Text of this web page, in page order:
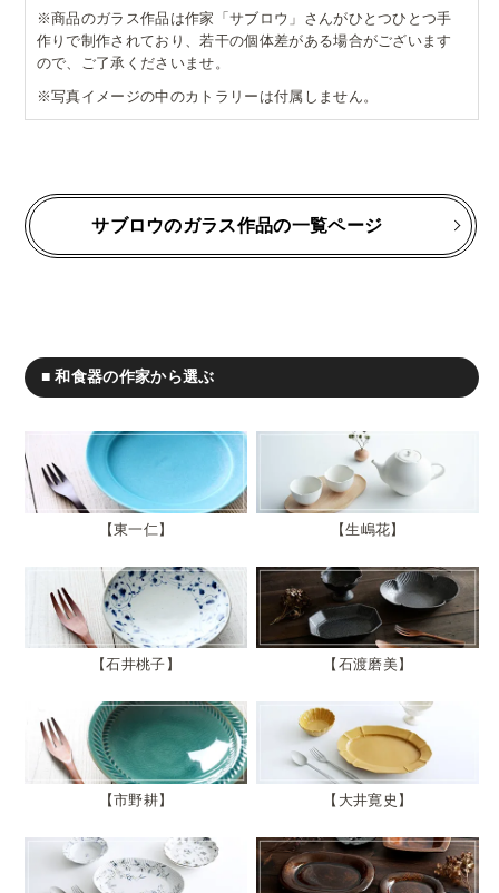
※商品のガラス作品は作家「サブロウ」さんがひとつひとつ手
作りで制作されており、若干の個体差がある場合がございます
ので、ご了承くださいませ。
※写真イメージの中のカトラリーは付属しません。
サブロウのガラス作品の一覧ページ
■ 和食器の作家から選ぶ
東一仁 生嶋花
石井桃子 石渡磨美
市野耕 大井寛史